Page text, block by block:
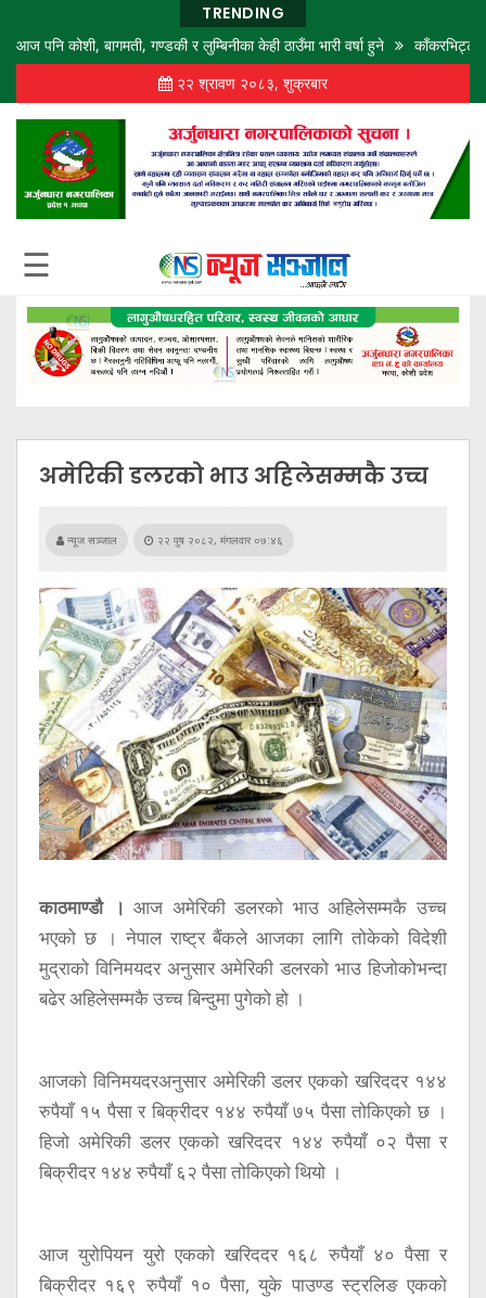
TRENDING
कोशी, बागमती, गण्डकी र लुम्बिनीका केही ठाउँमा भारी वर्षा हुने
काँकरभिट्टा
२२ श्रावण २०८३, शुक्रबार
☰
अमेरिकी डलरको भाउ अहिलेसम्मकै उच्च
न्यूज सञ्जाल २२ पुष २०८२, मंगलवार ०७:४६
काठमाण्डौ । आज अमेरिकी डलरको भाउ अहिलेसम्मकै उच्च
भएको छ । नेपाल राष्ट्र बैंकले आजका लागि तोकेको विदेशी
मुद्राको विनिमयदर अनुसार अमेरिकी डलरको भाउ हिजोकोभन्दा
बढेर अहिलेसम्मकै उच्च बिन्दुमा पुगेको हो ।
आजको विनिमयदरअनुसार अमेरिकी डलर एकको खरिददर १४४
रुपैयाँ १५ पैसा र बिक्रीदर १४४ रुपैयाँ ७५ पैसा तोकिएको छ ।
हिजो अमेरिकी डलर एकको खरिददर १४४ रुपैयाँ ०२ पैसा र
बिक्रीदर १४४ रुपैयाँ ६२ पैसा तोकिएको थियो ।
आज युरोपियन युरो एकको खरिददर १६८ रुपैयाँ ४० पैसा र
बिक्रीदर १६९ रुपैयाँ १० पैसा, युके पाउण्ड स्ट्रलिङ एकको
पृष्ठ
समाज
विचार
शिक्षा
बजार
राजनीति
अन्तर्वार्ता
अन्तर्राष्ट्रिय
स्वास्थ्य
विज्ञापन
Tech